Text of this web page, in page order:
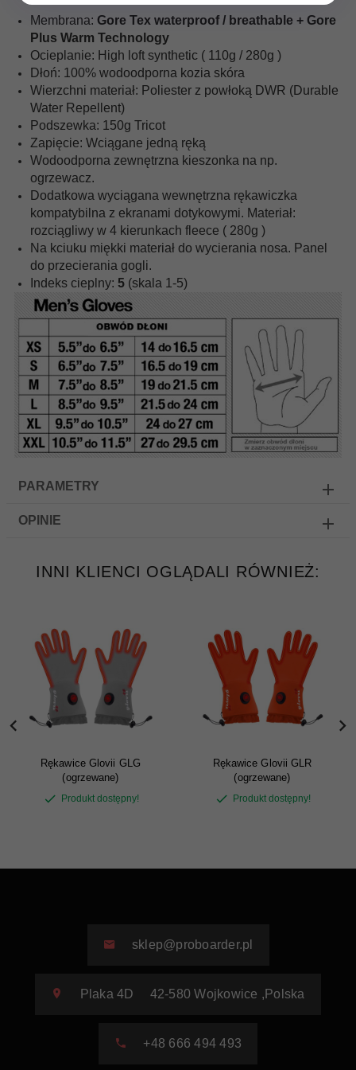
Membrana: Gore Tex waterproof / breathable + Gore
Plus Warm Technology
Ocieplanie: High loft synthetic ( 110g / 280g )
Dłoń: 100% wodoodporna kozia skóra
Wierzchni materiał: Poliester z powłoką DWR (Durable
Water Repellent)
Podszewka: 150g Tricot
Zapięcie: Wciągane jedną ręką
Wodoodporna zewnętrzna kieszonka na np.
ogrzewacz.
Dodatkowa wyciągana wewnętrzna rękawiczka
kompatybilna z ekranami dotykowymi. Materiał:
rozciągliwy w 4 kierunkach fleece ( 280g )
Na kciuku miękki materiał do wycierania nosa. Panel
do przecierania gogli.
Indeks cieplny: 5 (skala 1-5)
PARAMETRY
OPINIE
INNI KLIENCI OGLĄDALI RÓWNIEŻ:
Rękawice Glovii GLG
(ogrzewane)
Produkt dostępny!
Rękawice Glovii GLR
(ogrzewane)
Produkt dostępny!
sklep@proboarder.pl
Plaka 4D 42-580 Wojkowice , Polska
+48 666 494 493